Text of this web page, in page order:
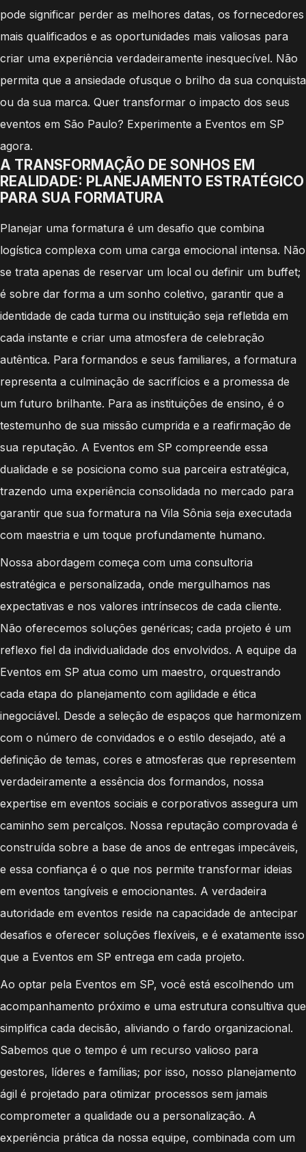
pode significar perder as melhores datas, os fornecedores
mais qualificados e as oportunidades mais valiosas para
criar uma experiência verdadeiramente inesquecível. Não
permita que a ansiedade ofusque o brilho da sua conquista
ou da sua marca. Quer transformar o impacto dos seus
eventos em São Paulo? Experimente a Eventos em SP
agora.
A TRANSFORMAÇÃO DE SONHOS EM
REALIDADE: PLANEJAMENTO ESTRATÉGICO
PARA SUA FORMATURA
Planejar uma formatura é um desafio que combina
logística complexa com uma carga emocional intensa. Não
se trata apenas de reservar um local ou definir um buffet;
é sobre dar forma a um sonho coletivo, garantir que a
identidade de cada turma ou instituição seja refletida em
cada instante e criar uma atmosfera de celebração
autêntica. Para formandos e seus familiares, a formatura
representa a culminação de sacrifícios e a promessa de
um futuro brilhante. Para as instituições de ensino, é o
testemunho de sua missão cumprida e a reafirmação de
sua reputação. A Eventos em SP compreende essa
dualidade e se posiciona como sua parceira estratégica,
trazendo uma experiência consolidada no mercado para
garantir que sua formatura na Vila Sônia seja executada
com maestria e um toque profundamente humano.
Nossa abordagem começa com uma consultoria
estratégica e personalizada, onde mergulhamos nas
expectativas e nos valores intrínsecos de cada cliente.
Não oferecemos soluções genéricas; cada projeto é um
reflexo fiel da individualidade dos envolvidos. A equipe da
Eventos em SP atua como um maestro, orquestrando
cada etapa do planejamento com agilidade e ética
inegociável. Desde a seleção de espaços que harmonizem
com o número de convidados e o estilo desejado, até a
definição de temas, cores e atmosferas que representem
verdadeiramente a essência dos formandos, nossa
expertise em eventos sociais e corporativos assegura um
caminho sem percalços. Nossa reputação comprovada é
construída sobre a base de anos de entregas impecáveis,
e essa confiança é o que nos permite transformar ideias
em eventos tangíveis e emocionantes. A verdadeira
autoridade em eventos reside na capacidade de antecipar
desafios e oferecer soluções flexíveis, e é exatamente isso
que a Eventos em SP entrega em cada projeto.
Ao optar pela Eventos em SP, você está escolhendo um
acompanhamento próximo e uma estrutura consultiva que
simplifica cada decisão, aliviando o fardo organizacional.
Sabemos que o tempo é um recurso valioso para
gestores, líderes e famílias; por isso, nosso planejamento
ágil é projetado para otimizar processos sem jamais
comprometer a qualidade ou a personalização. A
experiência prática da nossa equipe, combinada com um